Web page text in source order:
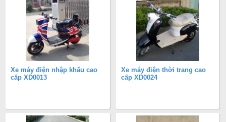
Xe máy điện nhập khẩu cao
cấp XD0013
Xe máy điện thời trang cao
cấp XD0024